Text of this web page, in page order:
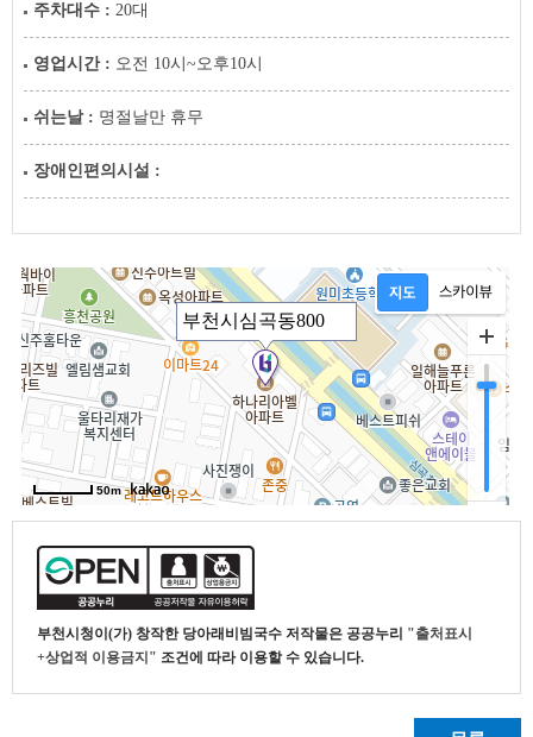
주차대수 : 20대
영업시간 : 오전 10시~오후10시
쉬는날 : 명절날만 휴무
장애인편의시설 :
부천시청이(가) 창작한 당아래비빔국수 저작물은 공공누리 "출처표시
+상업적 이용금지" 조건에 따라 이용할 수 있습니다.